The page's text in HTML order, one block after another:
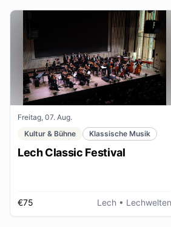
Freitag, 07. Aug.
Kultur & Bühne
Klassische Musik
Lech Classic Festival
€75 Lech • Lechwelten